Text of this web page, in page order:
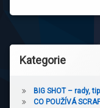
Kategorie
BIG SHOT – rady,
CO POUŽÍVÁ